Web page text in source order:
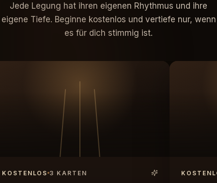
Jede Legung hat ihren eigenen Rhythmus und ihre
eigene Tiefe. Beginne kostenlos und vertiefe nur, wenn
es für dich stimmig ist.
KOSTENLOS 3 KARTEN